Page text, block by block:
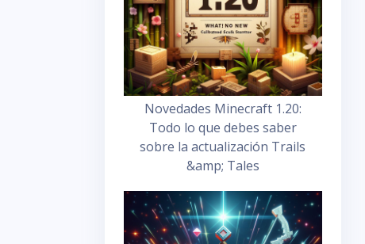
Novedades Minecraft 1.20:
Todo lo que debes saber
sobre la actualización Trails
&amp; Tales